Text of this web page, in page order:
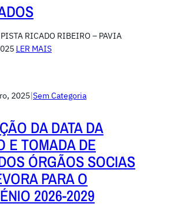
RICADO RIBEIRO – PAVIA
LER MAIS
2025|Sem Categoria
DA DATA DA
E TOMADA DE
ÓRGÃOS SOCIAS
PARA O
2026-2029